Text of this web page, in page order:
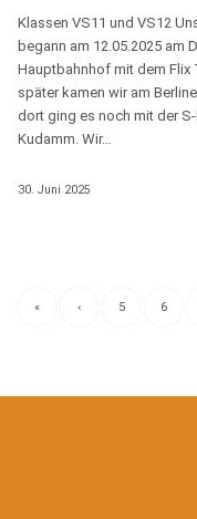
Klassen VS11 und VS12
begann am 12.05.2025 am
Hauptbahnhof mit dem Flix
später kamen wir am
dort ging es noch mit der
Kudamm. Wir…
30. Juni 2025
« ‹ 5 6